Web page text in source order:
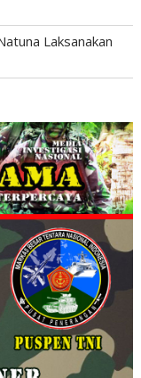
Laksanakan